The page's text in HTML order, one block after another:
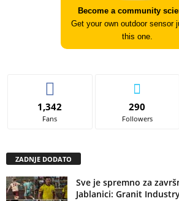
Become a community
Get your own outdoor sensor
this one.
1,342
Fans
290
Followers
ZADNJE DODATO
Sve je spremno za
Jablanici: Granit